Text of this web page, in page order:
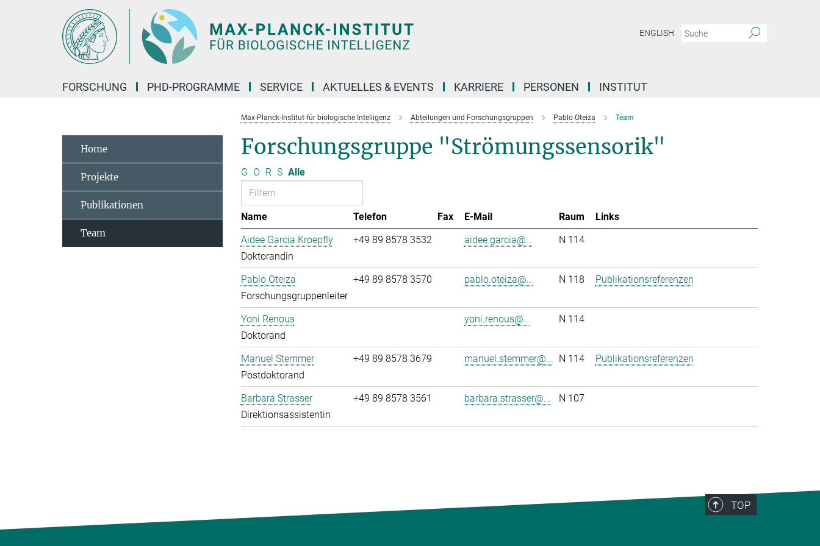
ENGLISH
FORSCHUNG PHD-PROGRAMME SERVICE AKTUELLES & EVENTS KARRIERE PERSONEN INSTITUT
Max-Planck-Institut für biologische Intelligenz Abteilungen und Forschungsgruppen Pablo Oteiza Team
Forschungsgruppe "Strömungssensorik"
G O R S Alle
Name Telefon Fax E-Mail Raum
Links
Aidee Garcia Kroepfly
Doktorandin
+49 89 8578 3532 aidee.garcia@... N 114
Pablo Oteiza
Forschungsgruppenleiter
+49 89 8578 3570 pablo.oteiza@... N 118 Publikationsreferenzen
Yoni Renous
Doktorand
yoni.renous@... N 114
Manuel Stemmer
Postdoktorand
+49 89 8578 3679 manuel.stemmer@... N 114 Publikationsreferenzen
Barbara Strasser
Direktionsassistentin
+49 89 8578 3561 barbara.strasser@... N 107
Home
Projekte
Publikationen
Team
TOP